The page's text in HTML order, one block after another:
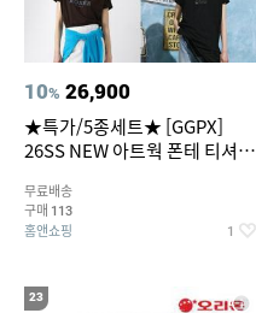
10% 26,900
★특가/5종세트★ [GGPX]
26SS NEW 아트웍 폰테 티셔츠
무료배송
구매 113
홈앤쇼핑 1
23